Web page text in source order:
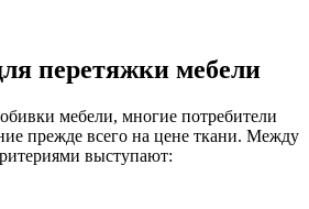
перетяжки мебели
мебели, многие потребители
прежде всего на цене ткани. Между
выступают: